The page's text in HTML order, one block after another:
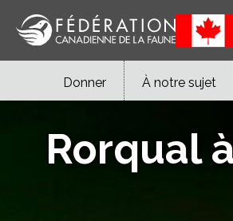
Donner À notre sujet
Rorqual